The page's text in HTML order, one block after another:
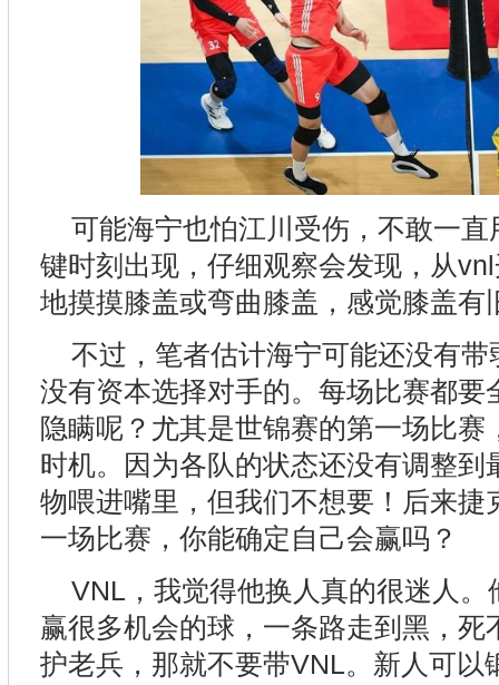
可能海宁也怕江川受伤，不敢一
键时刻出现，仔细观察会发现，从
地摸摸膝盖或弯曲膝盖，感觉膝盖有
不过，笔者估计海宁可能还没有
没有资本选择对手的。每场比赛都要
隐瞒呢？尤其是世锦赛的第一场比
时机。因为各队的状态还没有调整到
物喂进嘴里，但我们不想要！后来捷
一场比赛，你能确定自己会赢吗？
VNL，我觉得他换人真的很迷人
赢很多机会的球，一条路走到黑，死
护老兵，那就不要带VNL。新人可以